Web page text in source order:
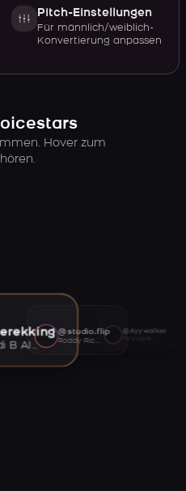
Pitch-Einstellungen
Für männlich/weiblich-
Konvertierung anpassen
Hover zum
B AI voice
@studio.flip
Roddy Ricch AI voice
@Ayywalker